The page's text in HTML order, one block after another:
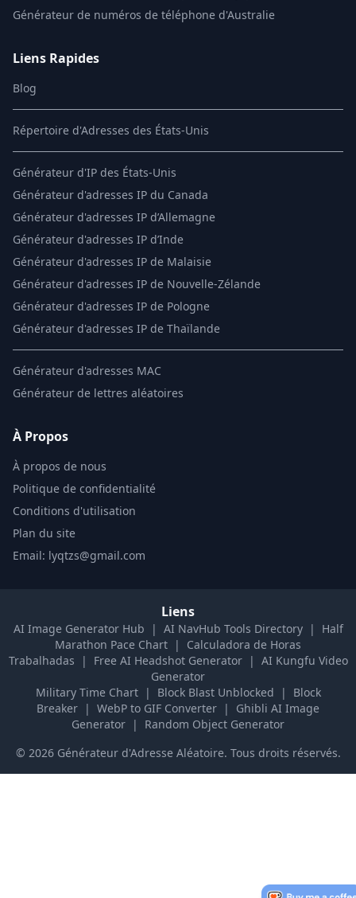
Générateur de numéros de téléphone d'Australie
Liens Rapides
Blog
Répertoire d'Adresses des États-Unis
Générateur d'IP des États-Unis
Générateur d'adresses IP du Canada
Générateur d'adresses IP d’Allemagne
Générateur d'adresses IP d’Inde
Générateur d'adresses IP de Malaisie
Générateur d'adresses IP de Nouvelle-Zélande
Générateur d'adresses IP de Pologne
Générateur d'adresses IP de Thaïlande
Générateur d'adresses MAC
Générateur de lettres aléatoires
À Propos
À propos de nous
Politique de confidentialité
Conditions d'utilisation
Plan du site
Email: lyqtzs@gmail.com
Liens
AI Image Generator Hub | AI NavHub Tools Directory |
Half
Marathon Pace Chart |
Calculadora de Horas
Trabalhadas
| Free AI Headshot Generator | AI Kungfu Video
Generator
Military Time Chart
| Block Blast Unblocked |
Block
Breaker | WebP to GIF Converter |
Ghibli AI Image
Generator |
Random Object Generator
© 2026 Générateur d'Adresse Aléatoire. Tous droits réservés.